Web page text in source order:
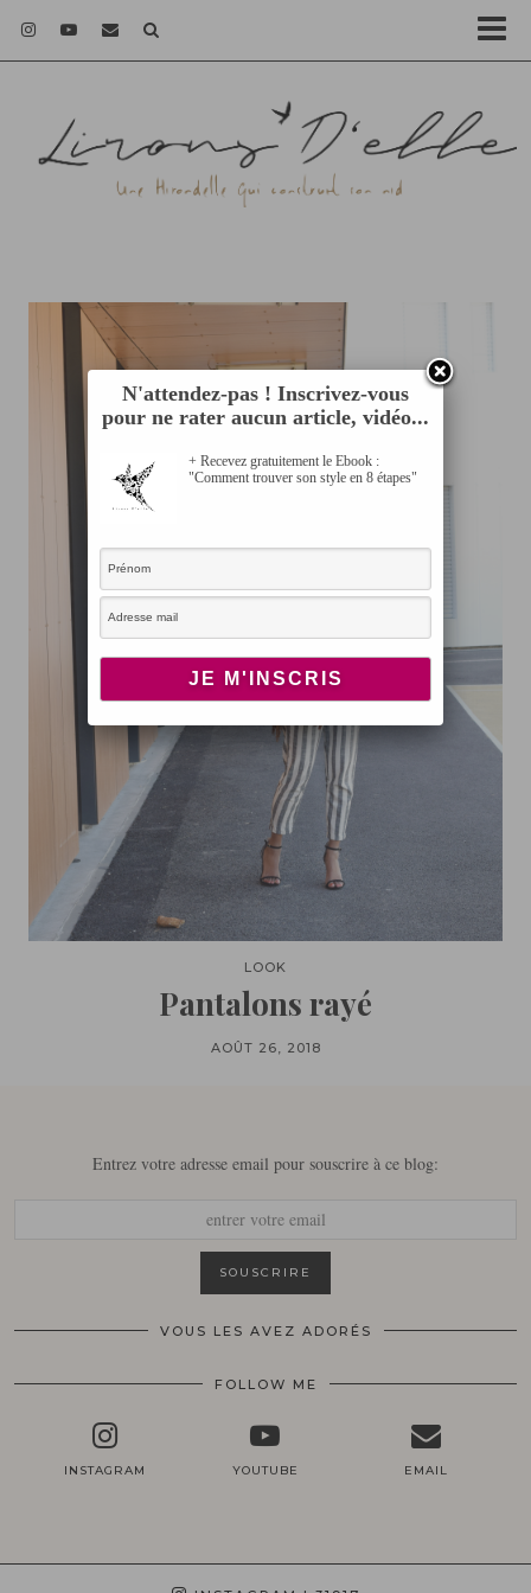
LOOK
Pantalons rayé
AOÛT 26, 2018
Entrez votre adresse email pour souscrire à ce blog:
VOUS LES AVEZ ADORÉS
FOLLOW ME
INSTAGRAM YOUTUBE EMAIL
N'attendez-pas ! Inscrivez-vous
pour ne rater aucun article, vidéo...
+ Recevez gratuitement le Ebook :
"Comment trouver son style en 8 étapes"